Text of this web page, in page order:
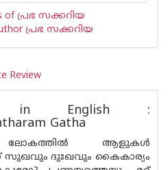
of പ്രഭ സക്കറിയ
പ്രഭ സക്കറിയ
Review
in English :
Gatha
ലോകത്തിൽ ആളുകൾ
സുഖവും ദുഃഖവും കൈകാര്യം